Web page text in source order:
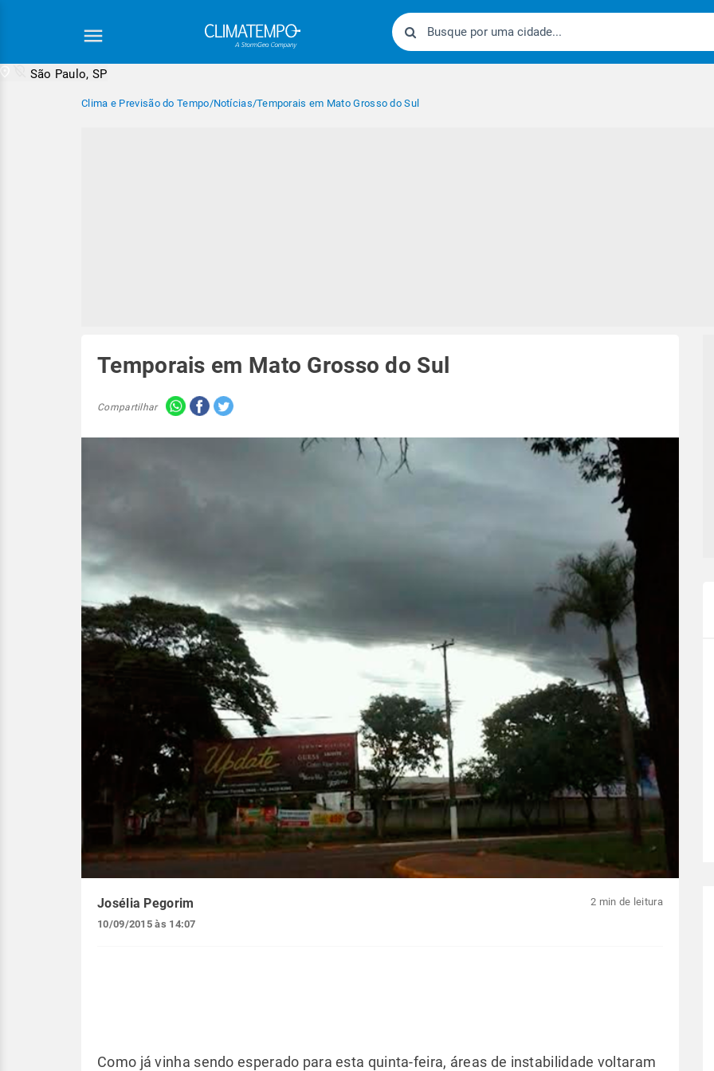
São Paulo, SP
Clima e Previsão do Tempo/Notícias/Temporais em Mato Grosso do Sul
Temporais em Mato Grosso do Sul
Compartilhar
Josélia Pegorim
10/09/2015 às 14:07
2 min de leitura
Como já vinha sendo esperado para esta quinta-feira, áreas de instabilidade voltaram